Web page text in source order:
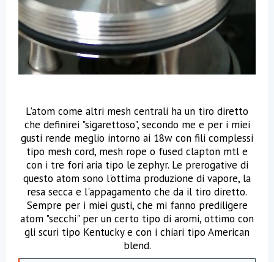
L'atom come altri mesh centrali ha un tiro diretto
che definirei "sigarettoso", secondo me e per i miei
gusti rende meglio intorno ai 18w con fili complessi
tipo mesh cord, mesh rope o fused clapton mtl e
con i tre fori aria tipo le zephyr. Le prerogative di
questo atom sono l'ottima produzione di vapore, la
resa secca e l'appagamento che da il tiro diretto.
Sempre per i miei gusti, che mi fanno prediligere
atom "secchi" per un certo tipo di aromi, ottimo con
gli scuri tipo Kentucky e con i chiari tipo American
blend.​